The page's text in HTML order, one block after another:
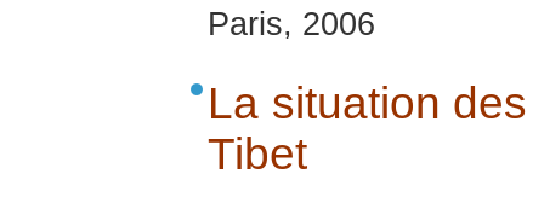
Paris, 2006
La situation des
Tibet